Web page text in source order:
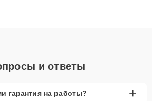
и ответы
гарантия на работы? +